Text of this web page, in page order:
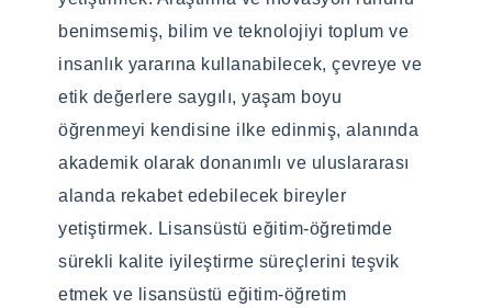
benimsemiş, bilim ve teknolojiyi toplum ve
insanlık yararına kullanabilecek, çevreye ve
etik değerlere saygılı, yaşam boyu
öğrenmeyi kendisine ilke edinmiş, alanında
akademik olarak donanımlı ve uluslararası
alanda rekabet edebilecek bireyler
yetiştirmek. Lisansüstü eğitim-öğretimde
sürekli kalite iyileştirme süreçlerini teşvik
etmek ve lisansüstü eğitim-öğretim
Mühendisliği Yüksek Lisans öğretim
programı, öğrencilere bu dalda güncel
mühendislik bilgilerini kazandırmak üzere
hazırlanmıştır. Yüksek lisans dersleri
sayesinde öğrencilere Gemi İnşaatı ve Gemi
Makineleri Mühendisliği alanında özel
bilgiler sunulmaktadır. İkinci yıl içerisinde
alınan Yüksek Lisans tezi öğrencilerin
Araştırma, Geliştirme ve Yenilik
Mühendisliği Yüksek Lisans öğretim
programı, öğrencilere bu dalda güncel ve
ileri mühendislik bilgilerini kazandırmak
üzere hazırlanmıştır. Doktora dersleri
sayesinde öğrencilere Gemi İnşaatı ve Gemi
Makineleri Mühendisliği alanında inovatif, Ar-
Ge içerikli ve güncel bilgiler sunulmaktadır.
Doktora tezi öğrencilerin Araştırma,
Geliştirme ve Yenilik kabiliyetlerini